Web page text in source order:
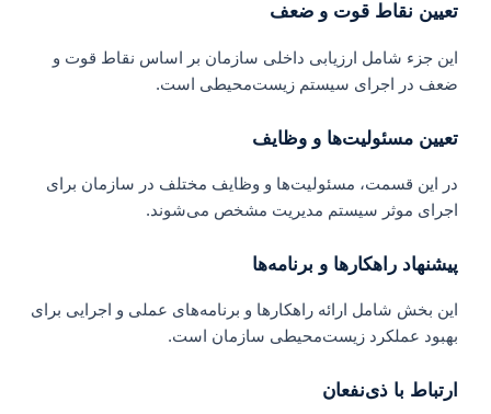
تعیین نقاط قوت و ضعف
این جزء شامل ارزیابی داخلی سازمان بر اساس نقاط قوت و
ضعف در اجرای سیستم زیست‌محیطی است.
تعیین مسئولیت‌ها و وظایف
در این قسمت، مسئولیت‌ها و وظایف مختلف در سازمان برای
اجرای موثر سیستم مدیریت مشخص می‌شوند.
پیشنهاد راهکارها و برنامه‌ها
این بخش شامل ارائه راهکارها و برنامه‌های عملی و اجرایی برای
بهبود عملکرد زیست‌محیطی سازمان است.
ارتباط با ذی‌نفعان